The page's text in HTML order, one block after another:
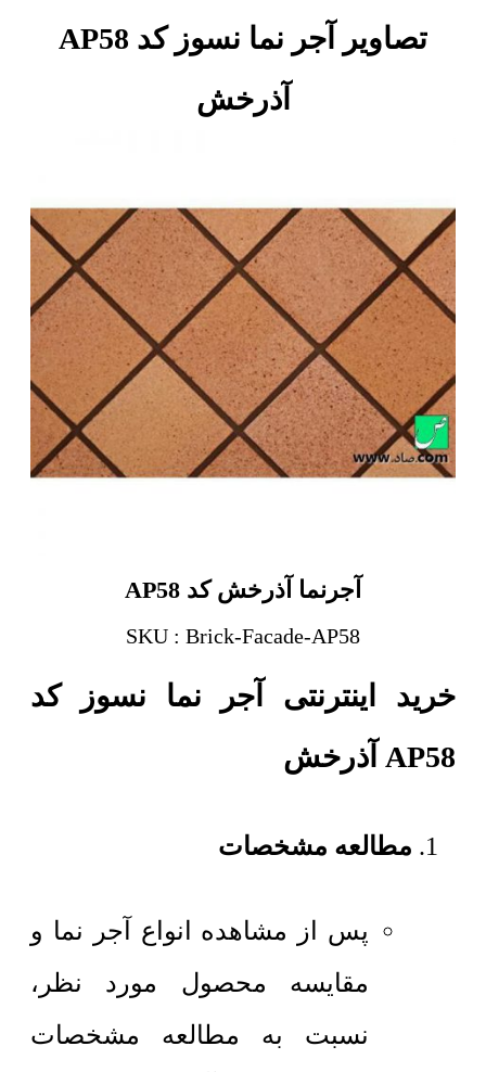
تصاویر آجر نما نسوز کد AP58
آذرخش
آجرنما آذرخش کد AP58
SKU : Brick-Facade-AP58
خرید اینترنتی آجر نما نسوز کد
AP58 آذرخش
مطالعه مشخصات
پس از مشاهده انواع آجر نما و
مقایسه محصول مورد نظر،
نسبت به مطالعه مشخصات